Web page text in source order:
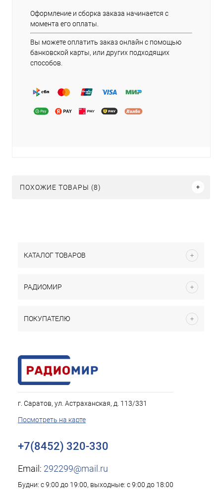
Оформление и сборка заказа начинается с
момента его оплаты.
Вы можете оплатить заказ онлайн с помощью
банковской карты, или других подходящих
способов.
ПОХОЖИЕ ТОВАРЫ (8)
КАТАЛОГ ТОВАРОВ
РАДИОМИР
ПОКУПАТЕЛЮ
г. Саратов, ул. Астраханская, д. 113/331
Посмотреть на карте
+7(8452) 320-330
Email: 292299@mail.ru
Будни: с 9:00 до 19:00, выходные: с 9:00 до 18:00